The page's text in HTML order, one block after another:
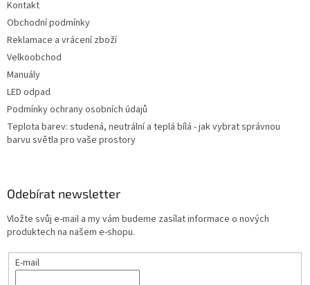
Kontakt
Obchodní podmínky
Reklamace a vrácení zboží
Velkoobchod
Manuály
LED odpad
Podmínky ochrany osobních údajů
Teplota barev: studená, neutrální a teplá bílá - jak vybrat správnou
barvu světla pro vaše prostory
Odebírat newsletter
Vložte svůj e-mail a my vám budeme zasílat informace o nových
produktech na našem e-shopu.
E-mail